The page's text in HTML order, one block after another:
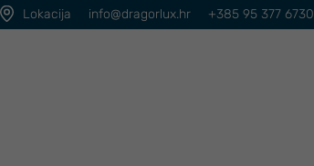
Lokacija info@dragorlux.hr +385 95 377 6730